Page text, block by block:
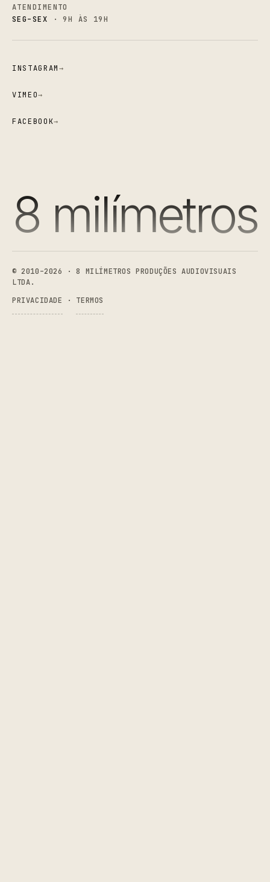
ATENDIMENTO
SEG–SEX · 9H ÀS 19H
INSTAGRAM→
VIMEO→
FACEBOOK→
8 milímetros
© 2010–2026 · 8 MILÍMETROS PRODUÇÕES AUDIOVISUAIS
LTDA.
PRIVACIDADE
· TERMOS